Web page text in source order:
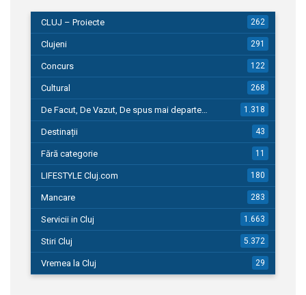
CLUJ – Proiecte 262
Clujeni 291
Concurs 122
Cultural 268
De Facut, De Vazut, De spus mai departe… 1.318
Destinații 43
Fără categorie 11
LIFESTYLE Cluj.com 180
Mancare 283
Servicii in Cluj 1.663
Stiri Cluj 5.372
Vremea la Cluj 29